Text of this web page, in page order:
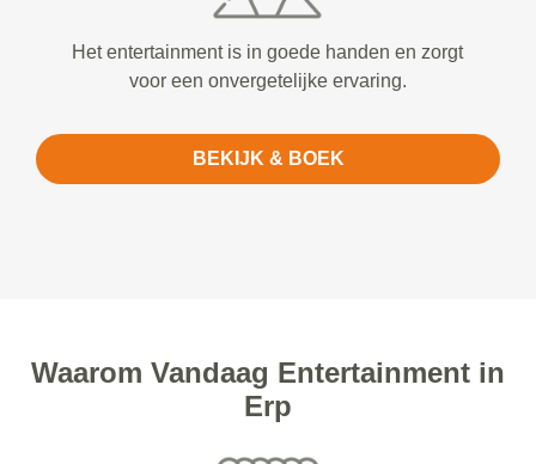
Het entertainment is in goede handen en zorgt
voor een onvergetelijke ervaring.
BEKIJK & BOEK
Waarom Vandaag Entertainment in
Erp